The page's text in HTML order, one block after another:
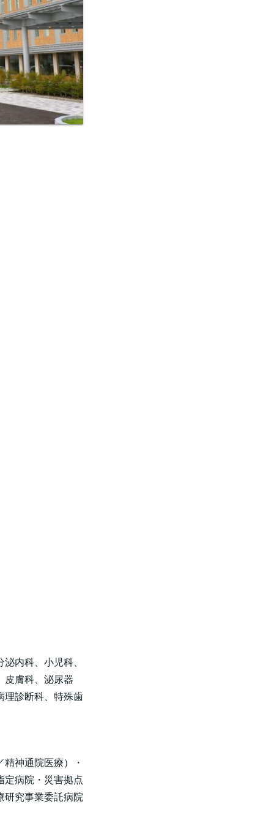
内科、小児科、
皮膚科、泌尿器
理診断科、特殊歯
神通院医療）・
定病院・災害拠点
研究事業委託病院